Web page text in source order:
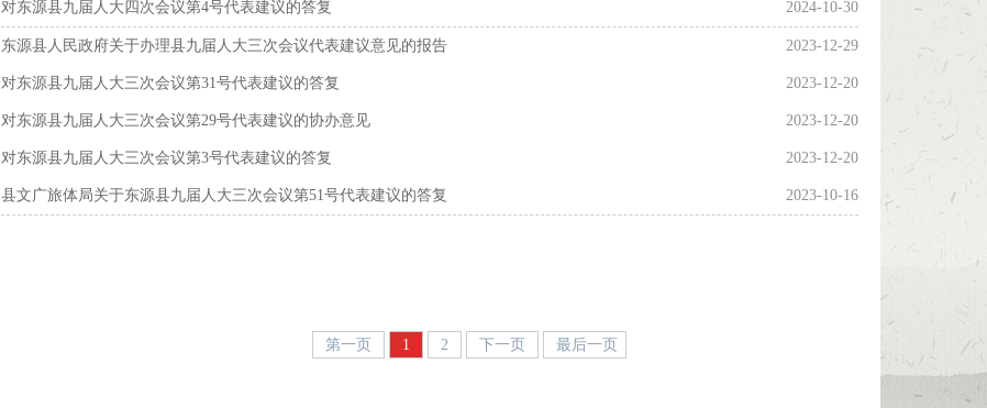
2024-10-30
对东源县九届人大四次会议第4号代表建议的答复
2023-12-29
东源县人民政府关于办理县九届人大三次会议代表建议意见的报告
2023-12-20
对东源县九届人大三次会议第31号代表建议的答复
2023-12-20
对东源县九届人大三次会议第29号代表建议的协办意见
2023-12-20
对东源县九届人大三次会议第3号代表建议的答复
2023-10-16
县文广旅体局关于东源县九届人大三次会议第51号代表建议的答复
第一页 1 2 下一页 最后一页